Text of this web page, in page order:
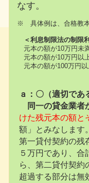
なす。
※ 具体例は、合格教
＜利息制限法の制限
元本の額が10万円未
元本の額が10万円以
元本の額が100万円以
ａ：〇（適切であ
同一の貸金業者
けた残元本の額と
額」とみなします
第一貸付契約の残
５万円であり、
ら、第二貸付契約
超過する部分は無